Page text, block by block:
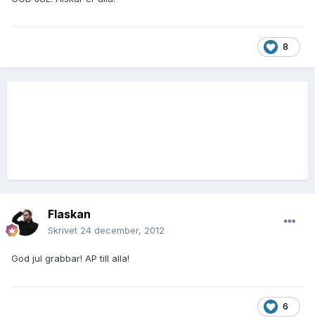
8
Flaskan
Skrivet 24 december, 2012
God jul grabbar! AP till alla!
6